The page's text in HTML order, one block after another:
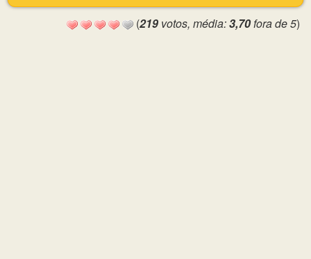
(219 votos, média:3,70fora de 5)